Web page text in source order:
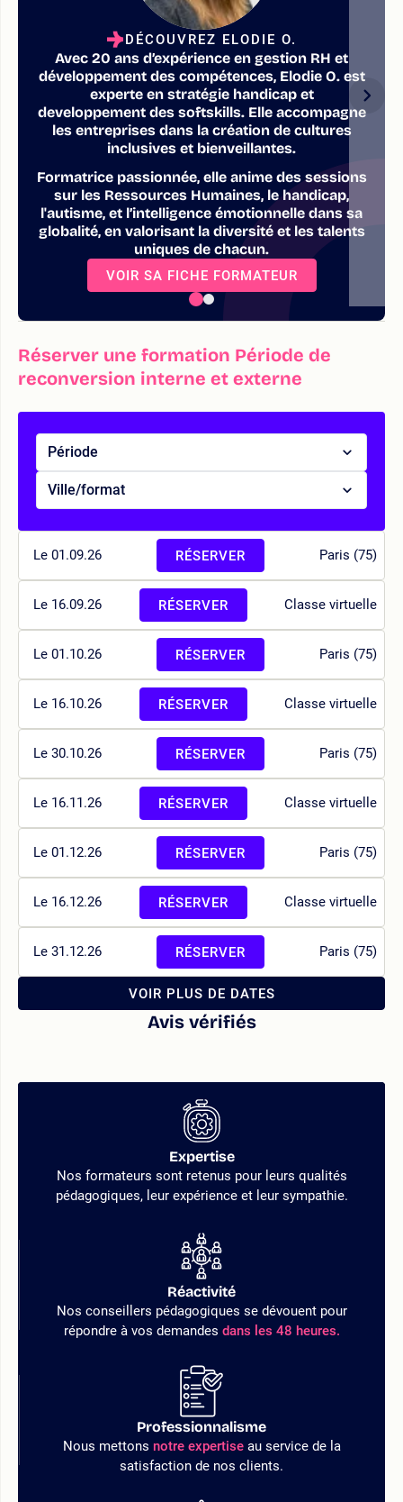
DÉCOUVREZ ELODIE O.
Avec 20 ans d’expérience en gestion RH et
développement des compétences, Elodie O. est
experte en stratégie handicap et
developpement des softskills. Elle accompagne
les entreprises dans la création de cultures
inclusives et bienveillantes.
Formatrice passionnée, elle anime des sessions
sur les Ressources Humaines, le handicap,
l'autisme, et l’intelligence émotionnelle dans sa
globalité, en valorisant la diversité et les talents
uniques de chacun.
VOIR SA FICHE FORMATEUR
Réserver une formation Période de
reconversion interne et externe
Période
Ville/format
Le 01.09.26 Paris (75)
RÉSERVER
Le 16.09.26 Classe virtuelle
RÉSERVER
Le 01.10.26 Paris (75)
RÉSERVER
Le 16.10.26 Classe virtuelle
RÉSERVER
Le 30.10.26 Paris (75)
RÉSERVER
Le 16.11.26 Classe virtuelle
RÉSERVER
Le 01.12.26 Paris (75)
RÉSERVER
Le 16.12.26 Classe virtuelle
RÉSERVER
Le 31.12.26 Paris (75)
RÉSERVER
VOIR PLUS DE DATES
Avis vérifiés
Expertise
Nos formateurs sont retenus pour leurs qualités
pédagogiques, leur expérience et leur sympathie.
Réactivité
Nos conseillers pédagogiques se dévouent pour
répondre à vos demandes dans les 48 heures.
Professionnalisme
Nous mettons notre expertiseau service de la
satisfaction de nos clients.